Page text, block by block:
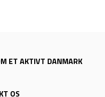
ET AKTIVT DANMARK
OS